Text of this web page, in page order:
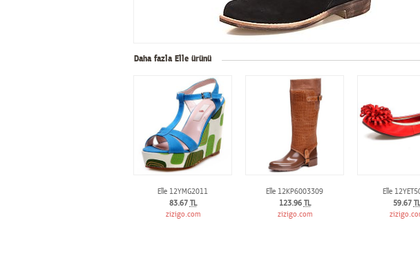
Daha fazla Elle ürünü
Elle 12YMG2011
83.67 TL
zizigo.com
Elle 12KP6003309
123.96 TL
zizigo.com
Elle
59.67 TL